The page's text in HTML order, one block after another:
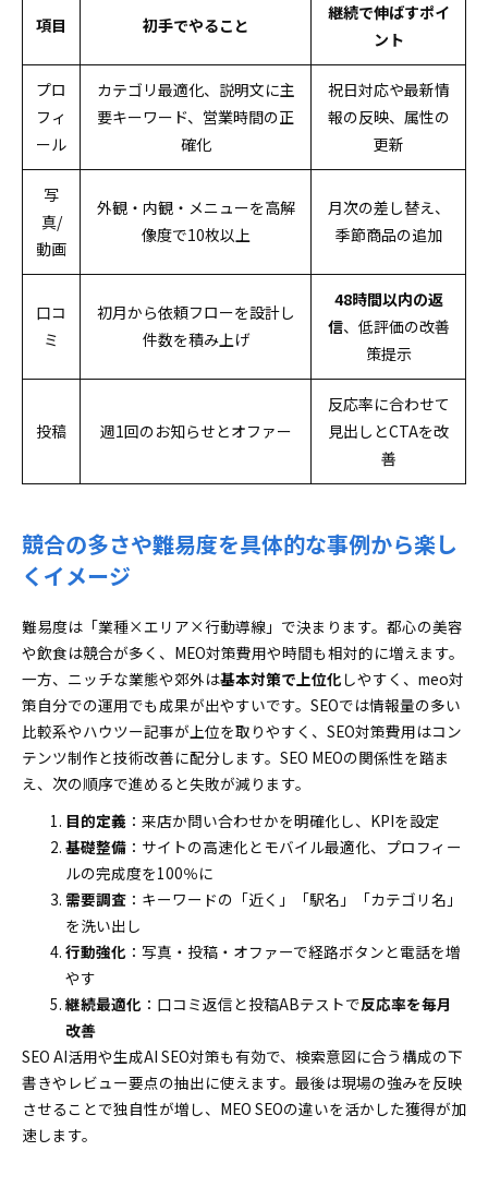
項目 初手でやること
継続で伸ばすポイ
ント
プロ
フィ
ール
カテゴリ最適化、説明文に主
要キーワード、営業時間の正
確化
祝日対応や最新情
報の反映、属性の
更新
写
真/
動画
外観・内観・メニューを高解
像度で10枚以上
月次の差し替え、
季節商品の追加
口コ
ミ
初月から依頼フローを設計し
件数を積み上げ
48時間以内の返
信、低評価の改善
策提示
投稿 週1回のお知らせとオファー
反応率に合わせて
見出しとCTAを改
善
競合の多さや難易度を具体的な事例から楽し
くイメージ
難易度は「業種×エリア×行動導線」で決まります。都心の美容
や飲食は競合が多く、MEO対策費用や時間も相対的に増えます。
一方、ニッチな業態や郊外は基本対策で上位化 しやすく、meo対
策自分での運用でも成果が出やすいです。SEOでは情報量の多い
比較系やハウツー記事が上位を取りやすく、SEO対策費用はコン
テンツ制作と技術改善に配分します。SEO MEOの関係性を踏ま
え、次の順序で進めると失敗が減ります。
目的定義 ：来店か問い合わせかを明確化し、KPIを設定
基礎整備 ：サイトの高速化とモバイル最適化、プロフィー
ルの完成度を100％に
需要調査 ：キーワードの「近く」「駅名」「カテゴリ名」
を洗い出し
行動強化 ：写真・投稿・オファーで経路ボタンと電話を増
やす
継続最適化 ：口コミ返信と投稿ABテストで反応率を毎月
改善
SEO AI活用や生成AI SEO対策も有効で、検索意図に合う構成の下
書きやレビュー要点の抽出に使えます。最後は現場の強みを反映
させることで独自性が増し、MEO SEOの違いを活かした獲得が加
速します。